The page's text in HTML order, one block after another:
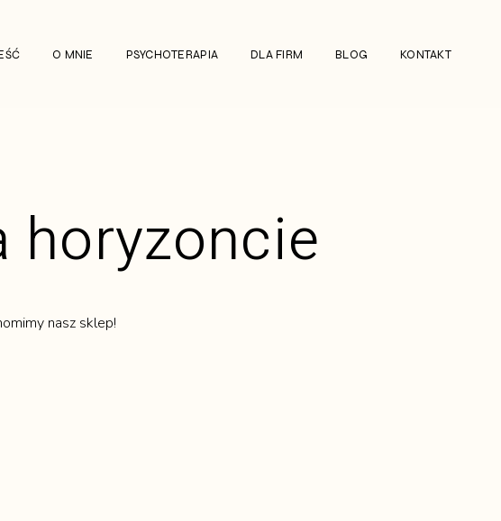
O MNIE PSYCHOTERAPIA DLA FIRM BLOG KONTAKT
horyzoncie
nasz sklep!